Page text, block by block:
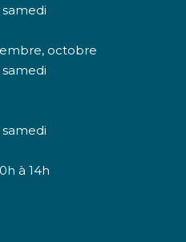
octobre
à 14h